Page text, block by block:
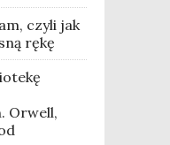
czyli jak
rękę
Orwell,